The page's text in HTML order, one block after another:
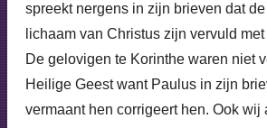
spreekt nergens in zijn brieven dat
lichaam van Christus zijn vervuld
De gelovigen te Korinthe waren niet
Heilige Geest want Paulus in zijn
vermaant hen corrigeert hen. Ook wij